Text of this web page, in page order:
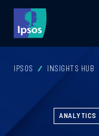
IPSOS INSIGHTS HUB
ANALYTICS